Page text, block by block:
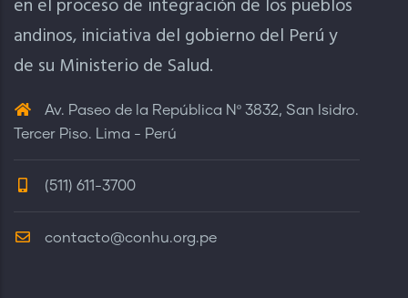
en el proceso de integración de los pueblos
andinos, iniciativa del gobierno del Perú y
de su Ministerio de Salud.
Av. Paseo de la República Nº 3832, San Isidro.
Tercer Piso. Lima - Perú
(511) 611-3700
contacto@conhu.org.pe